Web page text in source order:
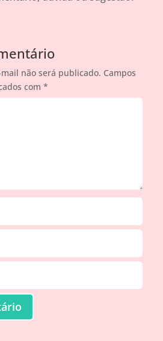
não será publicado. Campos
com *